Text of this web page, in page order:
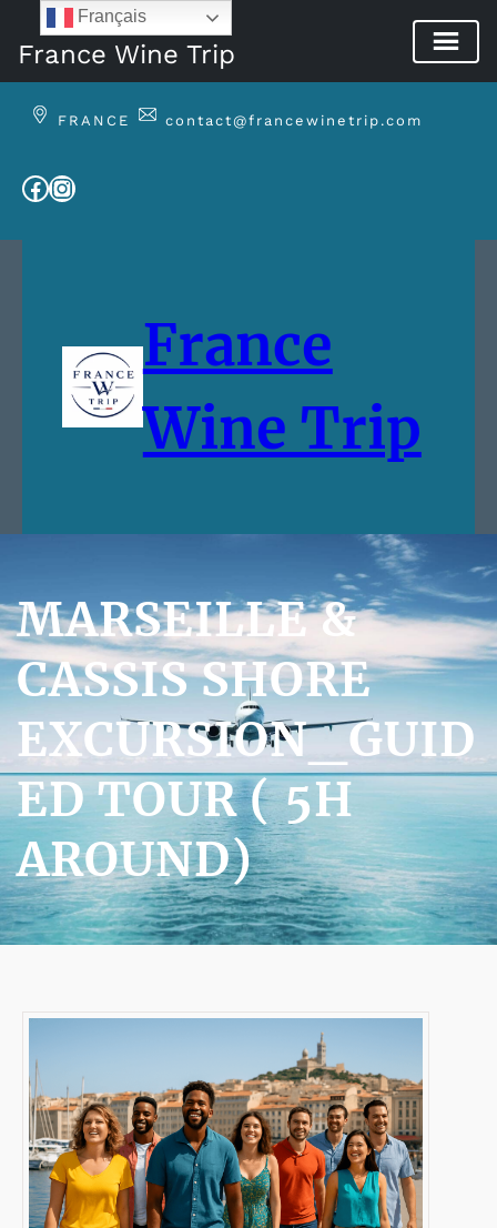
France Wine Trip
FRANCE contact@francewinetrip.com
Facebook
Instagram
France
Wine Trip
MARSEILLE &
CASSIS SHORE
EXCURSION_GUID
ED TOUR ( 5H
AROUND)
Français